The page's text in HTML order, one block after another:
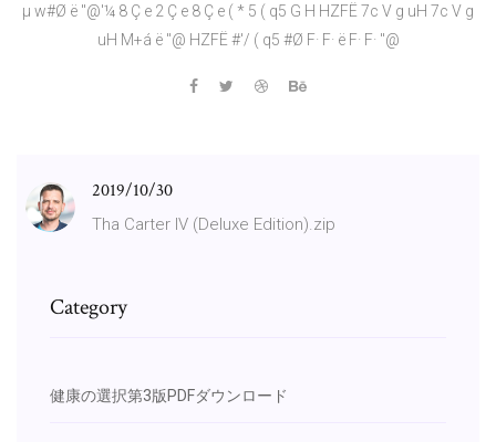
µ w#Ø ë "@'¼ 8 Ç e 2 Ç e 8 Ç e ( * 5 ( q5 G H HZFË 7c V g uH 7c V g
uH M+á ë "@ HZFË #'/ ( q5 #Ø F· F· ë F· F· "@
2019/10/30
Tha Carter IV (Deluxe Edition).zip
Category
健康の選択第3版PDFダウンロード